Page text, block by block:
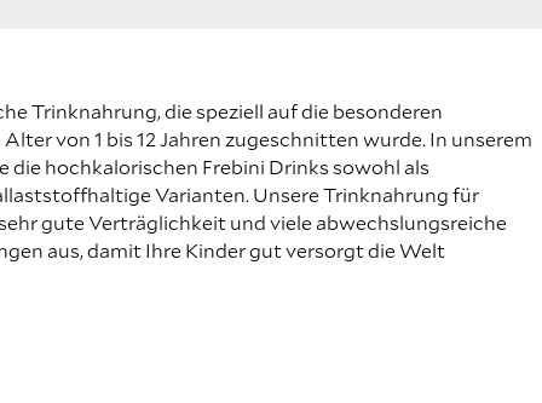
Trinknahrung, die speziell auf die besonderen
von 1 bis 12 Jahren zugeschnitten wurde. In unserem
die hochkalorischen Frebini Drinks sowohl als
Varianten. Unsere Trinknahrung für
gute Verträglichkeit und viele abwechslungsreiche
aus, damit Ihre Kinder gut versorgt die Welt